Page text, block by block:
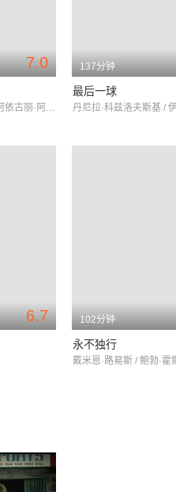
7.0
伊利多斯·帕如克 / 阿依古丽·阿不都拉 / 阿拉法特·尼加提
137分钟
最后一球
6.7 102分钟
永不独行